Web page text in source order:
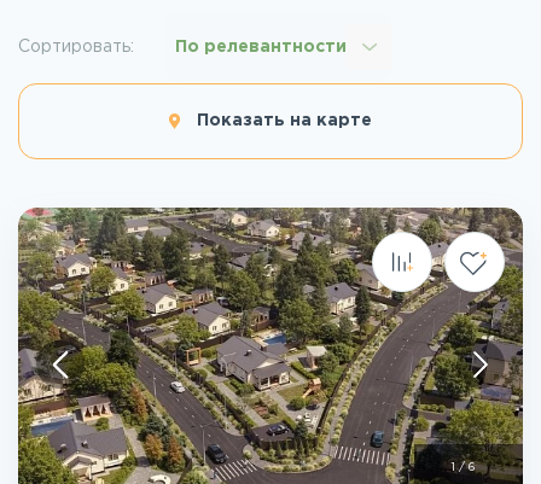
Показать на карте
Сортировать: По релевантности
1 /6